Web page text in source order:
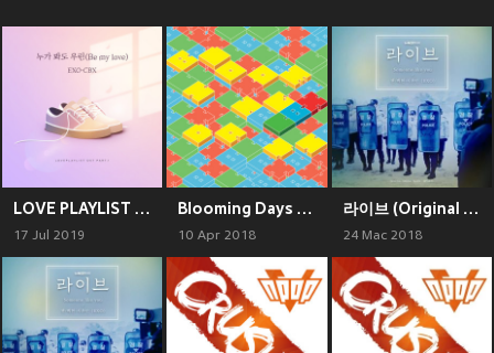
LOVE PLAYLIST 4 Part.1
17 Jul 2019
Blooming Days - The 2nd Mini Album
10 Apr 2018
라이브 (Original Television Soundtrack) Pt.1
24 Mac 2018